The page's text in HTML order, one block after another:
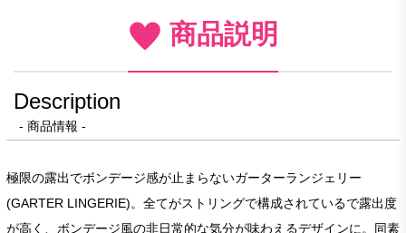
商品説明
Description
- 商品情報 -
極限の露出でボンデージ感が止まらないガーターランジェリー
(GARTER LINGERIE)。全てがストリングで構成されているで露出度
が高く、ボンデージ風の非日常的な気分が味わえるデザインに。同素